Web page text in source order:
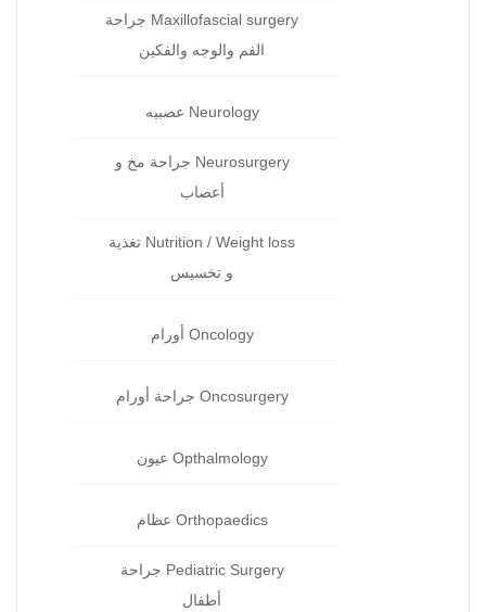
Maxillofascial surgery جراحة
الفم والوجه والفكين
Neurology عصبيه
Neurosurgery جراحة مخ و
أعصاب
Nutrition / Weight loss تغذية
و تخسيس
Oncology أورام
Oncosurgery جراحة‏ أورام
Opthalmology عيون‏
Orthopaedics عظام‏
Pediatric Surgery جراحة‏
أطفال